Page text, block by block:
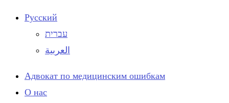
Русский
עברית
العربية
Адвокат по медицинским ошибкам
О нас